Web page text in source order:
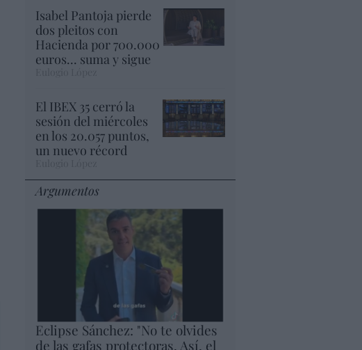
Isabel Pantoja pierde
dos pleitos con
Hacienda por 700.000
euros... suma y sigue
El IBEX 35 cerró la
sesión del miércoles
en los 20.057 puntos,
un nuevo récord
Argumentos
Eclipse Sánchez: "No te olvides
de las gafas protectoras. Así, el